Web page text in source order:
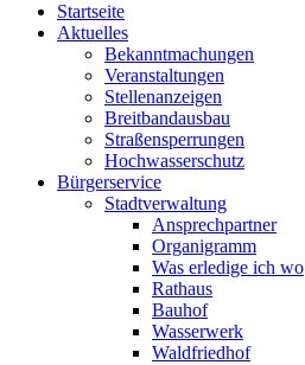
Startseite
Aktuelles
Bekanntmachungen
Veranstaltungen
Stellenanzeigen
Breitbandausbau
Straßensperrungen
Hochwasserschutz
Bürgerservice
Stadtverwaltung
Ansprechpartner
Organigramm
Was erledige ich wo
Rathaus
Bauhof
Wasserwerk
Waldfriedhof